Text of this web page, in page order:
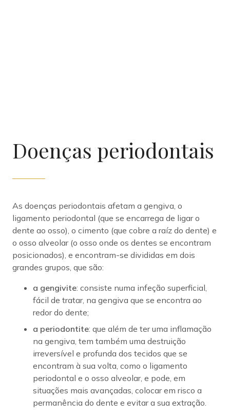
Doenças periodontais
As doenças periodontais afetam a gengiva, o
ligamento periodontal (que se encarrega de ligar o
dente ao osso), o cimento (que cobre a raíz do dente) e
o osso alveolar (o osso onde os dentes se encontram
posicionados), e encontram-se divididas em dois
grandes grupos, que são:
a gengivite: consiste numa infeção superficial,
fácil de tratar, na gengiva que se encontra ao
redor do dente;
a periodontite: que além de ter uma inflamação
na gengiva, tem também uma destruição
irreversível e profunda dos tecidos que se
encontram à sua volta, como o ligamento
periodontal e o osso alveolar, e pode, em
situações mais avançadas, colocar em risco a
permanência do dente e evitar a sua extração.